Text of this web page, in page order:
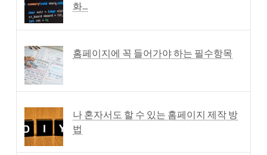
화...
홈페이지에 꼭 들어가야 하는 필수항목
나 혼자서도 할 수 있는 홈페이지 제작 방
법